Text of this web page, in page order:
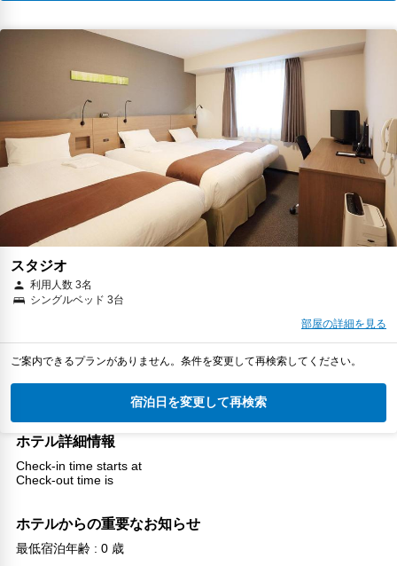
スタジオ
利用人数 3名
シングルベッド 3台
部屋の詳細を見る
ご案内できるプランがありません。条件を変更して再検索してください。
宿泊日を変更して再検索
ホテル詳細情報
Check-in time starts at
Check-out time is
ホテルからの重要なお知らせ
最低宿泊年齢 : 0 歳